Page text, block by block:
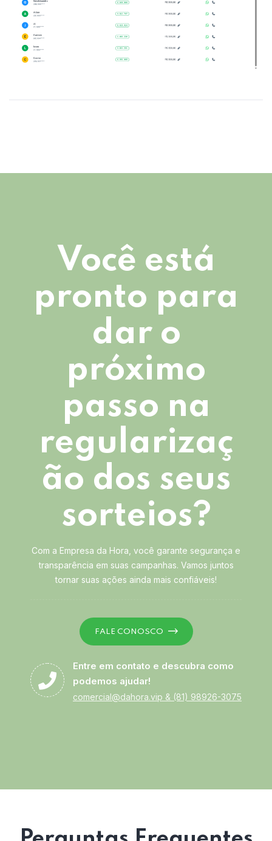
Você está
pronto para
dar o
próximo
passo na
regularizaç
ão dos seus
sorteios?
Com a Empresa da Hora, você garante segurança e
transparência em suas campanhas. Vamos juntos
tornar suas ações ainda mais confiáveis!
FALE CONOSCO
Entre em contato e descubra como
podemos ajudar!
comercial@dahora.vip & (81) 98926-3075